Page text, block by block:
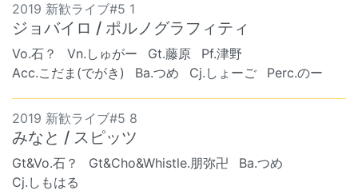
2019 新歓ライブ#5 1
ジョバイロ / ポルノグラフィティ
Vo.石？ Vn.しゅがー Gt.藤原
Pf.津野
Acc.こだま(でがき)
Ba.つめ Cj.しょーご Perc.のー
2019 新歓ライブ#5 8
みなと / スピッツ
Gt&Vo.石？ Gt&Cho&Whistle.朋弥卍
Ba.つめ
Cj.しもはる